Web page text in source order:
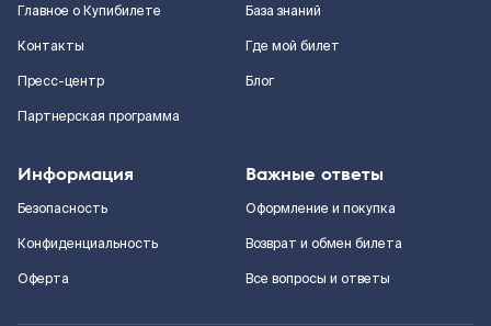
Главное о Купибилете
Контакты
Пресс-центр
Партнерская программа
База знаний
Где мой билет
Блог
Информация
Безопасность
Конфиденциальность
Оферта
Важные ответы
Оформление и покупка
Возврат и обмен билета
Все вопросы и ответы